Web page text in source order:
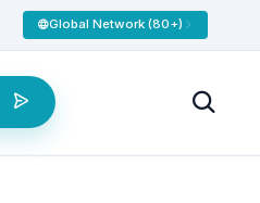
Global Network (80+)